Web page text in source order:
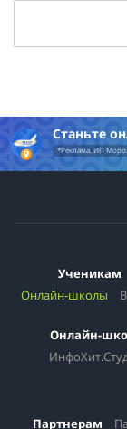
Станьте
*Реклама. ИП
Ученикам
Онлайн-школы
Онлайн-
Партнерам